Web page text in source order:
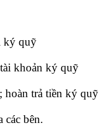
ký quỹ
khoản ký quỹ
hoàn trả tiền ký quỹ
các bên.